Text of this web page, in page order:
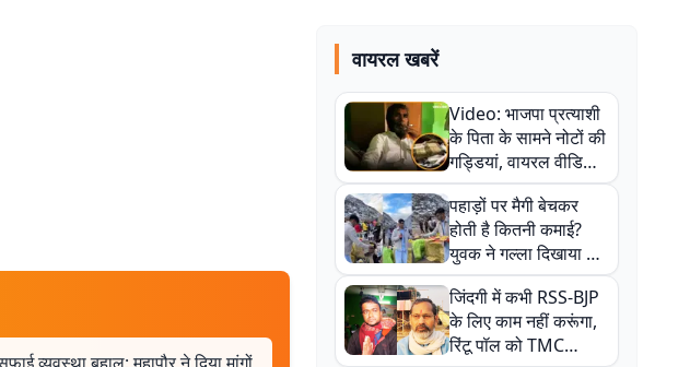
वायरल खबरें
Video: भाजपा प्रत्याशी
के पिता के सामने नोटों की
गड्डियां, वायरल वीडियो
से राजनीति में उबाल,
अजित महतो बोले- TMC
की गंदी चाल
पहाड़ों पर मैगी बेचकर
होती है कितनी कमाई?
युवक ने गल्ला दिखाया तो
नौकरी वालों के खड़े हो गए
कान
जिंदगी में कभी RSS-BJP
के लिए काम नहीं करूंगा,
रिंटू पॉल को TMC